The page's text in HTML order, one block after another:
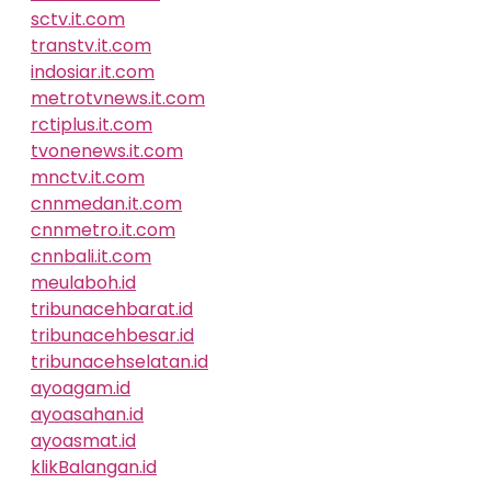
sctv.it.com
transtv.it.com
indosiar.it.com
metrotvnews.it.com
rctiplus.it.com
tvonenews.it.com
mnctv.it.com
cnnmedan.it.com
cnnmetro.it.com
cnnbali.it.com
meulaboh.id
tribunacehbarat.id
tribunacehbesar.id
tribunacehselatan.id
ayoagam.id
ayoasahan.id
ayoasmat.id
klikBalangan.id